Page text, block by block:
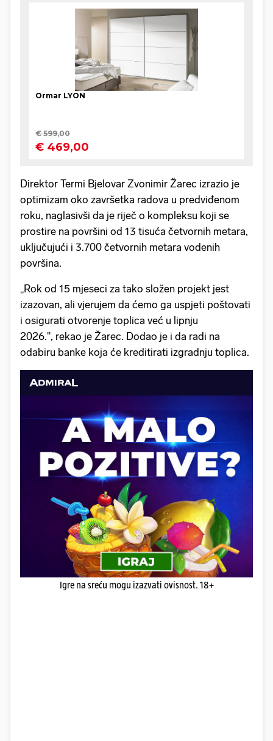
Direktor Termi Bjelovar Zvonimir Žarec izrazio je
optimizam oko završetka radova u predviđenom
roku, naglasivši da je riječ o kompleksu koji se
prostire na površini od 13 tisuća četvornih metara,
uključujući i 3.700 četvornih metara vodenih
površina.
„Rok od 15 mjeseci za tako složen projekt jest
izazovan, ali vjerujem da ćemo ga uspjeti poštovati
i osigurati otvorenje toplica već u lipnju
2026.", rekao je Žarec. Dodao je i da radi na
odabiru banke koja će kreditirati izgradnju toplica.
Igre na sreću mogu izazvati ovisnost. 18+